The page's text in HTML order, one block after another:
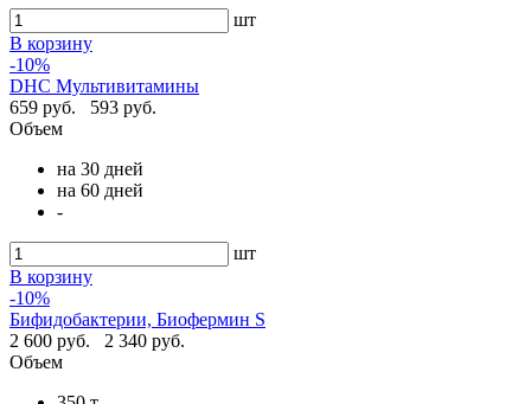
шт
В корзину
-10%
DHC Мультивитамины
659 руб.
593 руб.
Объем
на 30 дней
на 60 дней
-
шт
В корзину
-10%
Бифидобактерии, Биофермин S
2 600 руб.
2 340 руб.
Объем